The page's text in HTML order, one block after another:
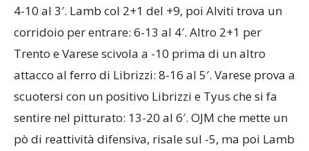
4-10 al 3′. Lamb col 2+1 del +9, poi Alviti trova un
corridoio per entrare: 6-13 al 4′. Altro 2+1 per
Trento e Varese scivola a -10 prima di un altro
attacco al ferro di Librizzi: 8-16 al 5′. Varese prova a
scuotersi con un positivo Librizzi e Tyus che si fa
sentire nel pitturato: 13-20 al 6′. OJM che mette un
pò di reattività difensiva, risale sul -5, ma poi Lamb